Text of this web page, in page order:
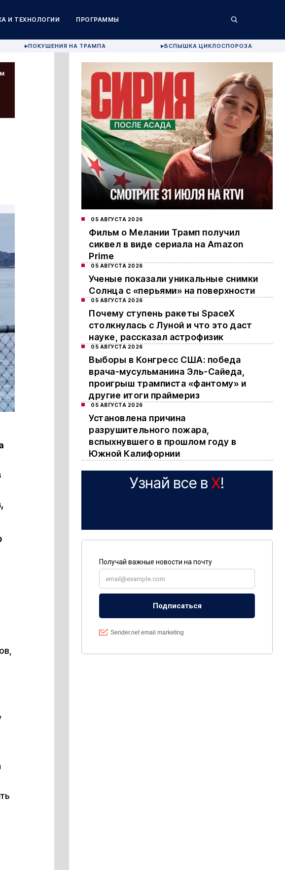
И ТЕХНОЛОГИИ ПРОГРАММЫ
▶ПОКУШЕНИЯ НА ТРАМПА ▶ВСПЫШКА ЦИКЛОСПОРОЗА
05 АВГУСТА 2026
Фильм о Мелании Трамп получил
сиквел в виде сериала на Amazon
Prime
05 АВГУСТА 2026
Ученые показали уникальные снимки
Солнца с «перьями» на поверхности
05 АВГУСТА 2026
Почему ступень ракеты SpaceX
столкнулась с Луной и что это даст
науке, рассказал астрофизик
05 АВГУСТА 2026
Выборы в Конгресс США: победа
врача-мусульманина Эль-Сайеда,
проигрыш трамписта «фантому» и
другие итоги праймериз
05 АВГУСТА 2026
Установлена причина
разрушительного пожара,
вспыхнувшего в прошлом году в
Южной Калифорнии
Узнай все в X!